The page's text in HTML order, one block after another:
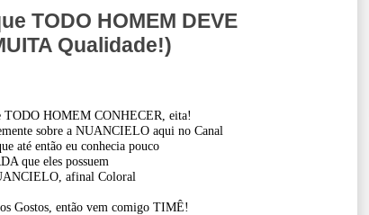
TODO HOMEM DEVE
Qualidade!)
HOMEM CONHECER, eita!
sobre a NUANCIELO aqui no Canal
até então eu conhecia pouco
que eles possuem
afinal Coloral
Gostos, então vem comigo TIMÊ!